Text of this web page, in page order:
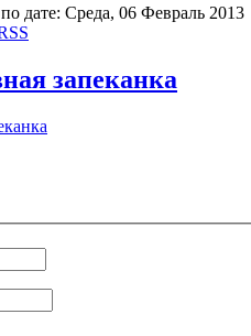
дате: Среда, 06 Февраль 2013
запеканка